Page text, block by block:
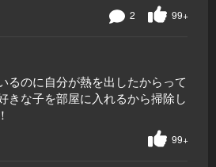
99+
2
るのに自分が熱を出したからって
きな子を部屋に入れるから掃除し
99+